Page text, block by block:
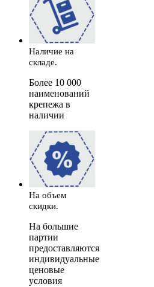
Наличие на
складе.
Более 10 000
наименований
крепежа в
наличии
На объем
скидки.
На большие
партии
предоставляются
индивидуальные
ценовые
условия